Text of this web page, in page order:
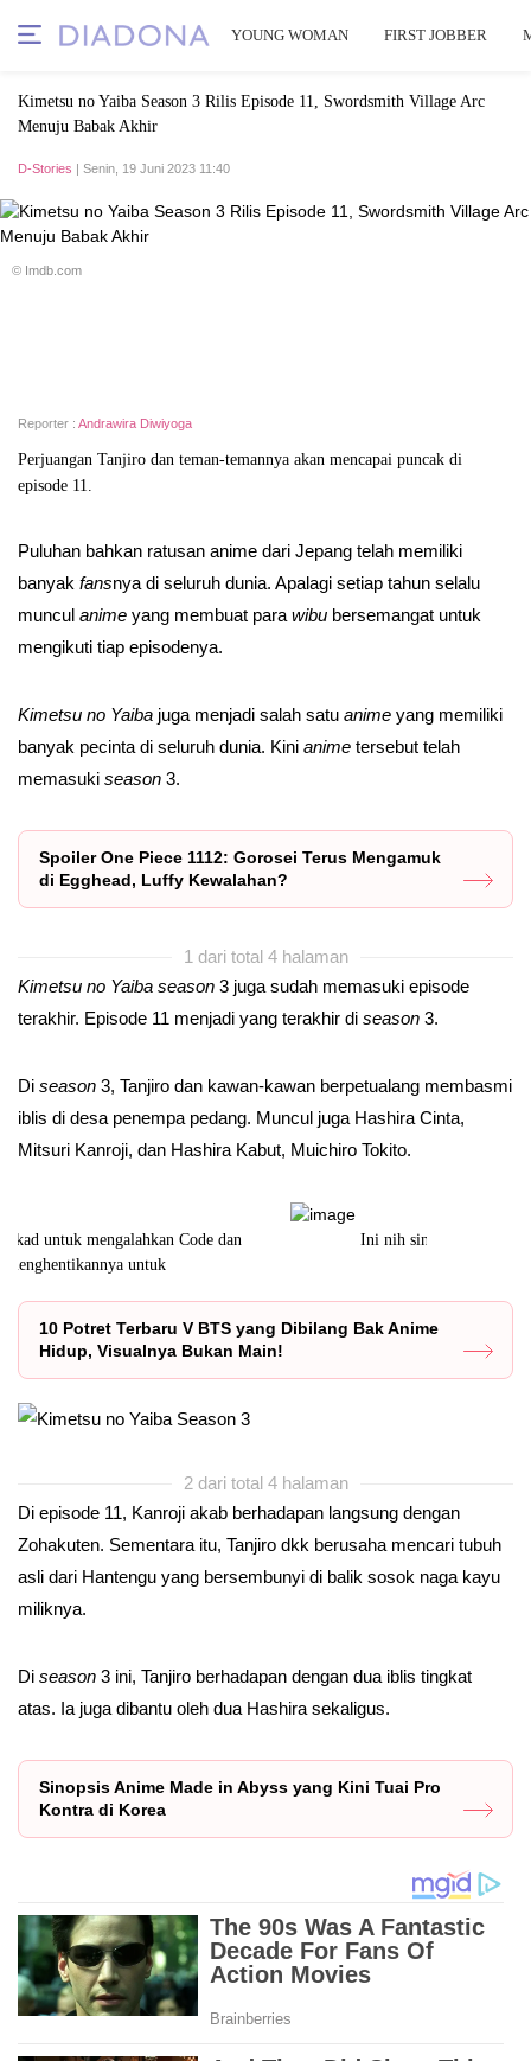
YOUNG WOMAN FIRST JOBBER
Kimetsu no Yaiba Season 3 Rilis Episode 11, Swordsmith Village Arc
Menuju Babak Akhir
D-Stories | Senin, 19 Juni 2023 11:40
© Imdb.com
Reporter : Andrawira Diwiyoga
Perjuangan Tanjiro dan teman-temannya akan mencapai puncak di
episode 11.
Puluhan bahkan ratusan anime dari Jepang telah memiliki
banyak fansnya di seluruh dunia. Apalagi setiap tahun selalu
muncul anime yang membuat para wibu bersemangat untuk
mengikuti tiap episodenya.
Kimetsu no Yaiba juga menjadi salah satu anime yang memiliki
banyak pecinta di seluruh dunia. Kini anime tersebut telah
memasuki season 3.
Spoiler One Piece 1112: Gorosei Terus Mengamuk
di Egghead, Luffy Kewalahan?
1 dari total 4 halaman
Kimetsu no Yaiba season 3 juga sudah memasuki episode
terakhir. Episode 11 menjadi yang terakhir di season 3.
Di season 3, Tanjiro dan kawan-kawan berpetualang membasmi
iblis di desa penempa pedang. Muncul juga Hashira Cinta,
Mitsuri Kanroji, dan Hashira Kabut, Muichiro Tokito.
Ini nih sinopsis Spy X Family Season 2.
10 Potret Terbaru V BTS yang Dibilang Bak Anime
Hidup, Visualnya Bukan Main!
2 dari total 4 halaman
Di episode 11, Kanroji akab berhadapan langsung dengan
Zohakuten. Sementara itu, Tanjiro dkk berusaha mencari tubuh
asli dari Hantengu yang bersembunyi di balik sosok naga kayu
miliknya.
Di season 3 ini, Tanjiro berhadapan dengan dua iblis tingkat
atas. Ia juga dibantu oleh dua Hashira sekaligus.
Sinopsis Anime Made in Abyss yang Kini Tuai Pro
Kontra di Korea